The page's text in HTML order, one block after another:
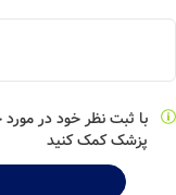
با ثبت نظر خود در
پزشک کمک کنید